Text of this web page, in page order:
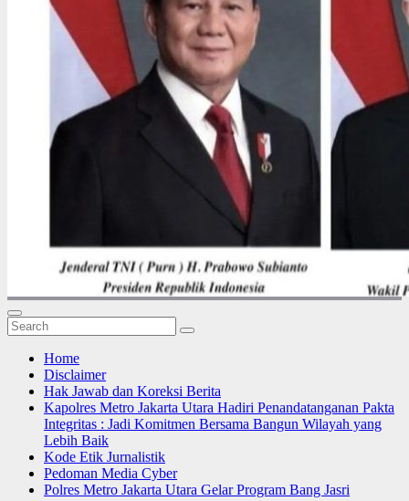
Home
Disclaimer
Hak Jawab dan Koreksi Berita
Kapolres Metro Jakarta Utara Hadiri Penandatanganan Pakta
Integritas : Jadi Komitmen Bersama Bangun Wilayah yang
Lebih Baik
Kode Etik Jurnalistik
Pedoman Media Cyber
Polres Metro Jakarta Utara Gelar Program Bang Jasri